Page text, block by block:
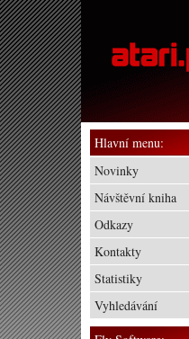
Hlavní menu:
Novinky
Návštěvní kniha
Odkazy
Kontakty
Statistiky
Vyhledávání